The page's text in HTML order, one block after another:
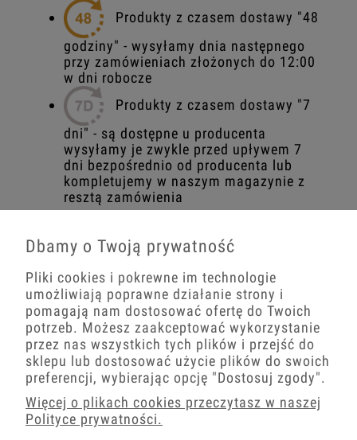
Produkty z czasem dostawy "48
godziny" - wysyłamy dnia następnego
przy zamówieniach złożonych do 12:00
w dni robocze
Produkty z czasem dostawy "7
dni" - są dostępne u producenta
wysyłamy je zwykle przed upływem 7
dni bezpośrednio od producenta lub
kompletujemy w naszym magazynie z
resztą zamówienia
Produkty niedostępne
Staramy się na bieżąco kontrolować nasze
stany magazynowe ale niektóre produkty
mogą być w danej chwili niedostępne u
naszych dostawców i w takim przypadku
najlepiej zapytać o dostępność produktu w
ofercie produktu. Dzięki temu dasz nam
sygnał o zapotrzebowaniu na ten produkt
Dbamy o Twoją prywatność
Pliki cookies i pokrewne im technologie
umożliwiają poprawne działanie strony i
pomagają nam dostosować ofertę do Twoich
potrzeb. Możesz zaakceptować wykorzystanie
przez nas wszystkich tych plików i przejść do
sklepu lub dostosować użycie plików do swoich
preferencji, wybierając opcję "Dostosuj zgody".
Więcej o plikach cookies przeczytasz w naszej
Polityce prywatności.